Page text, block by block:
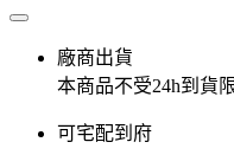
廠商出貨
本商品不受24h到貨
可宅配到府